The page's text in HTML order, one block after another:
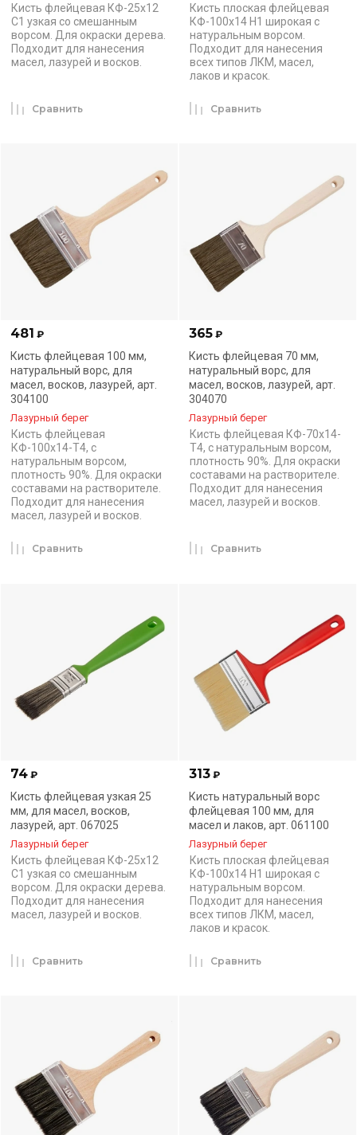
Кисть флейцевая КФ-25х12
С1 узкая со смешанным
ворсом. Для окраски дерева.
Подходит для нанесения
масел, лазурей и восков.
Сравнить
Кисть плоская флейцевая
КФ-100х14 Н1 широкая с
натуральным ворсом.
Подходит для нанесения
всех типов ЛКМ, масел,
лаков и красок.
Сравнить
481 ₽
Кисть флейцевая 100 мм,
натуральный ворс, для
масел, восков, лазурей, арт.
304100
Лазурный берег
Кисть флейцевая
КФ-100х14-Т4, с
натуральным ворсом,
плотность 90%. Для окраски
составами на растворителе.
Подходит для нанесения
масел, лазурей и восков.
Сравнить
365 ₽
Кисть флейцевая 70 мм,
натуральный ворс, для
масел, восков, лазурей, арт.
304070
Лазурный берег
Кисть флейцевая КФ-70х14-
Т4, с натуральным ворсом,
плотность 90%. Для окраски
составами на растворителе.
Подходит для нанесения
масел, лазурей и восков.
Сравнить
74 ₽
Кисть флейцевая узкая 25
мм, для масел, восков,
лазурей, арт. 067025
Лазурный берег
Кисть флейцевая КФ-25х12
С1 узкая со смешанным
ворсом. Для окраски дерева.
Подходит для нанесения
масел, лазурей и восков.
Сравнить
313 ₽
Кисть натуральный ворс
флейцевая 100 мм, для
масел и лаков, арт. 061100
Лазурный берег
Кисть плоская флейцевая
КФ-100х14 Н1 широкая с
натуральным ворсом.
Подходит для нанесения
всех типов ЛКМ, масел,
лаков и красок.
Сравнить